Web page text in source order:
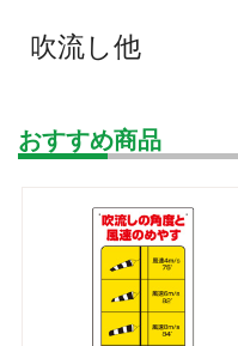
吹流し他
おすすめ商品